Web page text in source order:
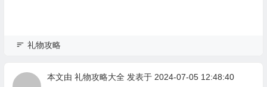
礼物攻略
本文由 礼物攻略大全发表于 2024-07-05 12:48:40